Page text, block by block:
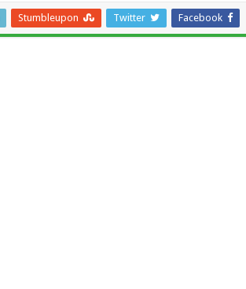
Facebook
Twitter
Stumbleupon